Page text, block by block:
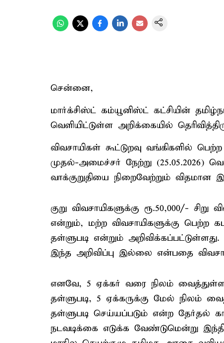
சென்னை,
மார்க்சிஸ்ட் கம்யூனிஸ்ட் கட்சியின்
வெளியிட்டுள்ள அறிக்கையில்
விவசாயிகள் கூட்டுறவு வங்கிகளில்
முதல்-அமைச்சர் நேற்று (25.05.2026)
வாக்குறுதியை நிறைவேற்றும் விதமான
குறு விவசாயிகளுக்கு ரூ.50,000/-
என்றும், மற்ற விவசாயிகளுக்கு
தள்ளுபடி என்றும்
இந்த அறிவிப்பு இல்லை என்பதை
எனவே, 5 ஏக்கர் வரை நிலம் வைத்துள்ள
தள்ளுபடி, 5 ஏக்கருக்கு மேல் நிலம்
தள்ளுபடி செய்யப்படும் என்ற தேர்தல்
நடவடிக்கை எடுக்க வேண்டுமென்று